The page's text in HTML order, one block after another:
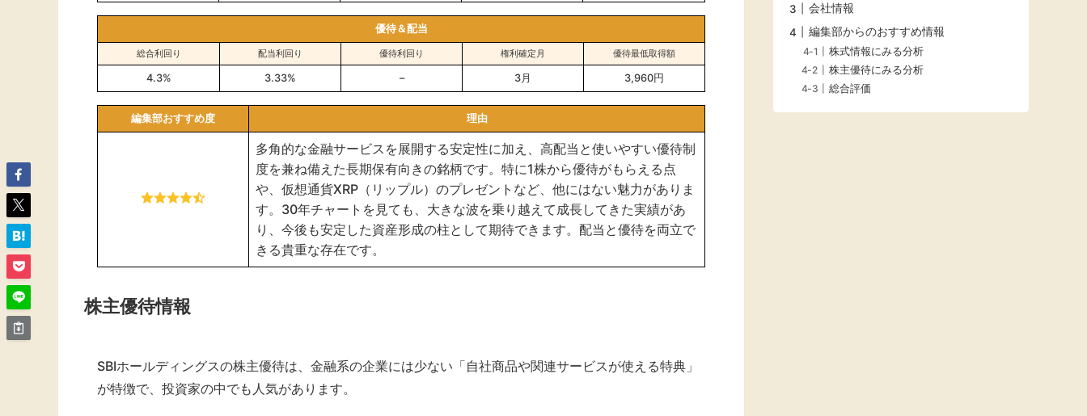
優待＆配当
総合利回り 配当利回り 優待利回り 権利確定月 優待最低取得額
4.3% 3.33% – 3月 3,960円
編集部おすすめ度 理由
多角的な金融サービスを展開する安定性に加え、高配当と使いやすい優待制
度を兼ね備えた長期保有向きの銘柄です。特に1株から優待がもらえる点
や、仮想通貨XRP（リップル）のプレゼントなど、他にはない魅力がありま
す。30年チャートを見ても、大きな波を乗り越えて成長してきた実績があ
り、今後も安定した資産形成の柱として期待できます。配当と優待を両立で
きる貴重な存在です。
株主優待情報
​SBIホールディングスの株主優待は、金融系の企業には少ない「自社商品や関連サービスが使える特典」
が特徴で、投資家の中でも人気があります。
会社情報
編集部からのおすすめ情報
株式情報にみる分析
株主優待にみる分析
総合評価